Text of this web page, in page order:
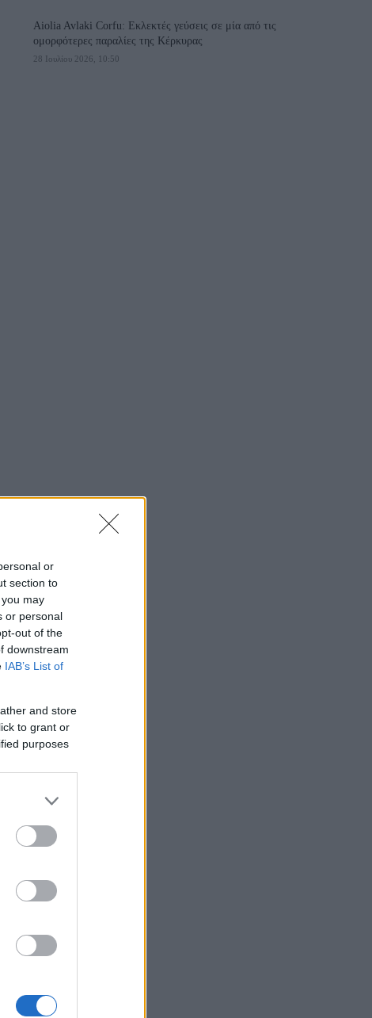
or
section to
may
or personal
out of the
downstream
IAB’s List of
and store
to grant or
purposes
Aiolia Avlaki Corfu: Εκλεκτές γεύσεις σε μία από τις
ομορφότερες παραλίες της Κέρκυρας
28 Ιουλίου 2026, 10:50